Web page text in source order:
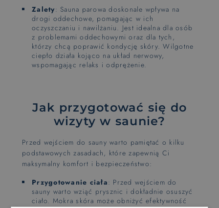
Zalety: Sauna parowa doskonale wpływa na
drogi oddechowe, pomagając w ich
oczyszczaniu i nawilżaniu. Jest idealna dla osób
z problemami oddechowymi oraz dla tych,
którzy chcą poprawić kondycję skóry. Wilgotne
ciepło działa kojąco na układ nerwowy,
wspomagając relaks i odprężenie.
Jak przygotować się do
wizyty w saunie?
Przed wejściem do sauny warto pamiętać o kilku
podstawowych zasadach, które zapewnią Ci
maksymalny komfort i bezpieczeństwo:
Przygotowanie ciała: Przed wejściem do
sauny warto wziąć prysznic i dokładnie osuszyć
ciało. Mokra skóra może obniżyć efektywność